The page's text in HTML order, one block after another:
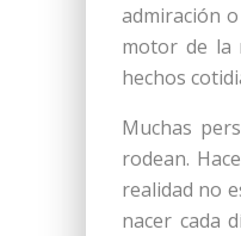
admiración
motor de la
hechos
Muchas
rodean.
realidad no
nacer cada